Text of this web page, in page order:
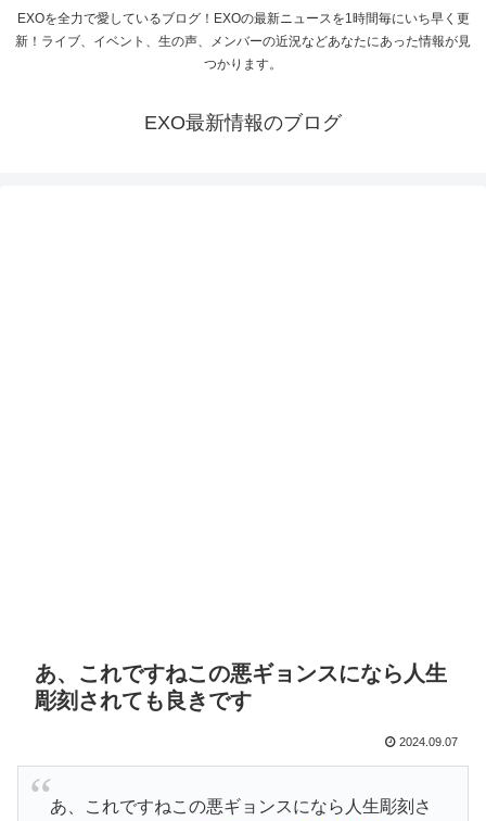
EXOを全力で愛しているブログ！EXOの最新ニュースを1時間毎にいち早く更
新！ライブ、イベント、生の声、メンバーの近況などあなたにあった情報が見
つかります。
EXO最新情報のブログ
あ、これですねこの悪ギョンスになら人生
彫刻されても良きです
2024.09.07
あ、これですねこの悪ギョンスになら人生彫刻さ